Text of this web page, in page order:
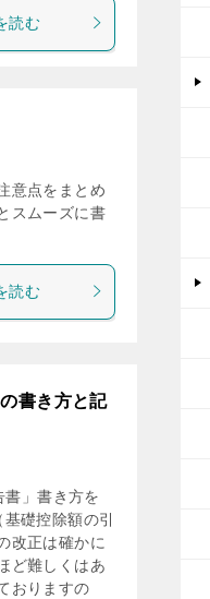
読む
意点をまとめ
スムーズに書
読む
書き方と記
」書き方を
礎控除額の引
改正は確かに
ど難しくはあ
おりますの